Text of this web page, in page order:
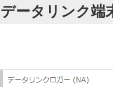
ータリンク端